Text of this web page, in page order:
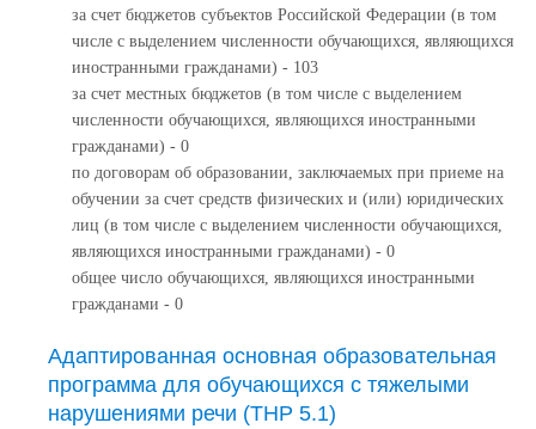
за счет бюджетов субъектов Российской Федерации (в том
числе с выделением численности обучающихся, являющихся
иностранными гражданами) - 103
за счет местных бюджетов (в том числе с выделением
численности обучающихся, являющихся иностранными
гражданами) - 0
по договорам об образовании, заключаемых при приеме на
обучении за счет средств физических и (или) юридических
лиц (в том числе с выделением численности обучающихся,
являющихся иностранными гражданами) - 0
общее число обучающихся, являющихся иностранными
гражданами - 0
Адаптированная основная образовательная
программа для обучающихся с тяжелыми
нарушениями речи (ТНР 5.1)